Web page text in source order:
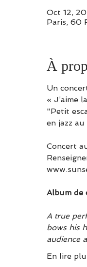
Oct 12,
Paris, 60
À
Un
« J’aime
"Petit
en jazz au
Concert
Album de
A true
bows his
audience
En lire